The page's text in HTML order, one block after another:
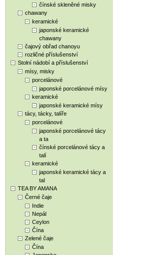
čínské skleněné misky
chawany
keramické
japonské keramické
chawany
čajový obřad chanoyu
rozličné příslušenství
Stolní nádobí a příslušenství
mísy, misky
porcelánové
japonské porcelánové mísy
keramické
japonské keramické mísy
tácy, tácky, talíře
porcelánové
japonské porcelánové tácy
a ta
čínské porcelánové tácy a
talí
keramické
japonské keramické tácy a
tal
TEA BY AMANA
Černé čaje
Indie
Nepál
Ceylon
Čína
Zelené čaje
Čína